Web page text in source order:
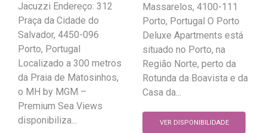
Jacuzzi Endereço: 312
Praça da Cidade do
Salvador, 4450-096
Porto, Portugal
Localizado a 300 metros
da Praia de Matosinhos,
o MH by MGM –
Premium Sea Views
disponibiliza...
Massarelos, 4100-111
Porto, Portugal O Porto
Deluxe Apartments está
situado no Porto, na
Região Norte, perto da
Rotunda da Boavista e da
Casa da...
VER DISPONIBILIDADE